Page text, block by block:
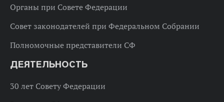
Органы при Совете Федерации
Совет законодателей при Федеральном Собрании
Полномочные представители СФ
ДЕЯТЕЛЬНОСТЬ
30 лет Совету Федерации